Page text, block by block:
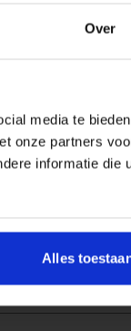
Over
media te
onze partners
informatie die
Alles